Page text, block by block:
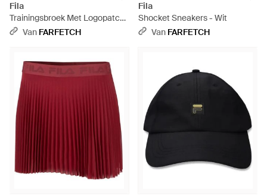
Fila
Trainingsbroek Met Logopatch
- Blauw
Van FARFETCH
Fila
Shocket Sneakers - Wit
Van FARFETCH